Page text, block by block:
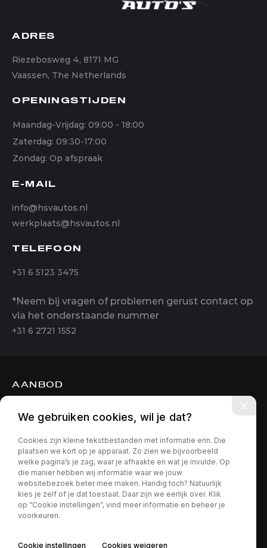
ADRES
Riezebosweg 4, 8171 MG
Vaassen, The Netherlands
OPENINGSTIJDEN
Maandag-Vrijdag: 09:00 - 18:00
Zaterdag: 09:30-17:00
Zondag: Op afspraak
E-MAIL
info@hsvautos.nl
werkplaats@hsvautos.nl
TELEFOON
+31 6 5123 3475
*Neem bij vragen of problemen gerust contact op
via het onderstaande nummer
+31 6 2721 1552
AANBOD
OVER ONS
CONTACT
We gebruiken cookies, wil je dat?
Cookies zijn kleine tekstbestanden met informatie erin. Die
plaatsen we kort op je apparaat. Zo zien we bijvoorbeeld
welke pagina’s je zag, waar je afhaakte en wat je invulde. Op
die manier hebben wij informatie waar we jouw
websitebezoek beter mee maken. Handig toch? Natuurlijk
kies je zelf of je dat toestaat. Daar zijn we eerlijk over. Klik
op “Cookie instellingen”, vind meer informatie en beheer je
voorkeuren.
Cookie instellingen Cookies weigeren